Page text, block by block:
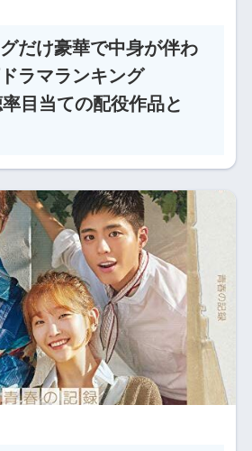
だけ豪華で中身が伴わ
ラマランキング
目当ての配役作品と